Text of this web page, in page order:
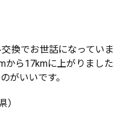
換でお世話になっていま
ら17kmに上がりました
がいいです。
）